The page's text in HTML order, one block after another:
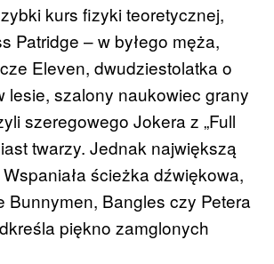
kurs fizyki teoretycznej,
Patridge – w byłego męża,
Eleven, dwudziestolatka o
szalony naukowiec grany
szeregowego Jokera z „Full
twarzy. Jednak największą
ścieżka dźwiękowa,
Bunnymen, Bangles czy Petera
piękno zamglonych